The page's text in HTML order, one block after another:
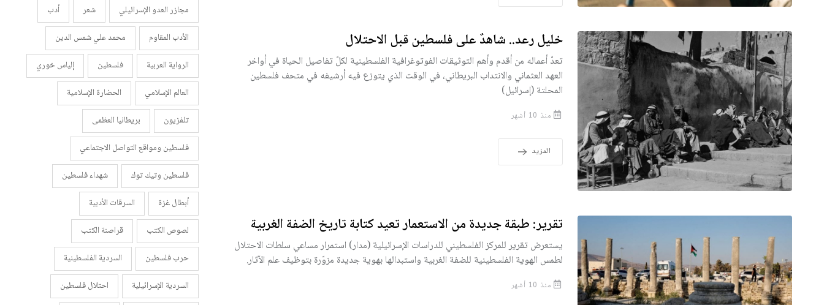
خليل رعد.. شاهدٌ على فلسطين قبل الاحتلال
تعدّ أعماله من أقدم وأهم التوثيقات الفوتوغرافية الفلسطينية لكلّ تفاصيل الحياة في أواخر
العهد العثماني والانتداب البريطاني، في الوقت الذي يتوزع فيه أرشيفه في متحف فلسطين
المحلتة (إسرائيل)
منذ 10 أشهر
المزيد
تقرير: طبقة جديدة من الاستعمار تعيد كتابة تاريخ الضفة الغربية
يستعرض تقرير للمركز الفلسطيني للدراسات الإسرائيلية (مدار) استمرار مساعي سلطات الاحتلال
لطمس الهوية الفلسطينية للضفة الغربية واستبدالها بهوية جديدة مزوّرة بتوظيف علم الآثار.
منذ 10 أشهر
مجازر العدو الإسرائيلي
شعر
أدب
الأدب المقاوم
محمد علي شمس الدين
الرواية العربية
فلسطين
إلياس خوري
العالم الإسلامي
الحضارة الإسلامية
تلفزيون
بريطانيا العظمى
فلسطين ومواقع التواصل الاجتماعي
فلسطين وتيك توك
شهداء فلسطين
أبطال غزة
السرقات الأدبية
لصوص الكتب
قراصنة الكتب
حرب فلسطين
السردية الفلسطينية
السردية الإسرائيلية
احتلال فلسطين